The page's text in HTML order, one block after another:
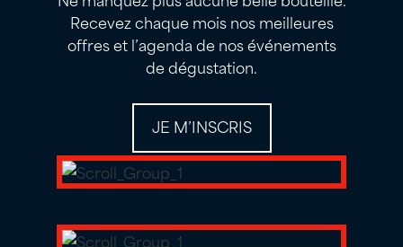
Recevez chaque mois nos meilleures
offres et l’agenda de nos événements
de dégustation.
JE M’INSCRIS